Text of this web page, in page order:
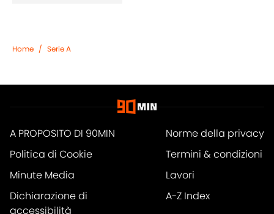
Home / Serie A
A PROPOSITO DI 90MIN
Norme della privacy
Politica di Cookie
Termini & condizioni
Minute Media
Lavori
Dichiarazione di
accessibilità
A-Z Index